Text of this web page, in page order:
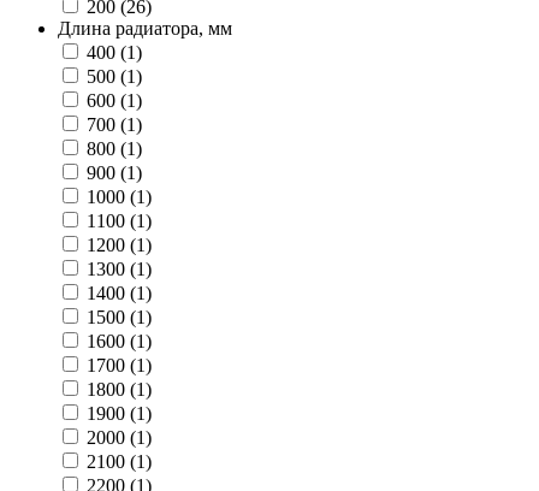
200 (26)
Длина радиатора, мм
400 (1)
500 (1)
600 (1)
700 (1)
800 (1)
900 (1)
1000 (1)
1100 (1)
1200 (1)
1300 (1)
1400 (1)
1500 (1)
1600 (1)
1700 (1)
1800 (1)
1900 (1)
2000 (1)
2100 (1)
2200 (1)